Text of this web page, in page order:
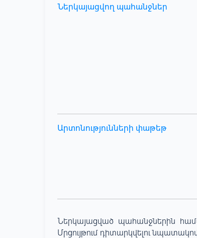
Ներկայացվող պահանջներ
Արտոնությունների փաթեթ
Ներկայացված պահանջներին
Մրցույթում դիտարկվելու